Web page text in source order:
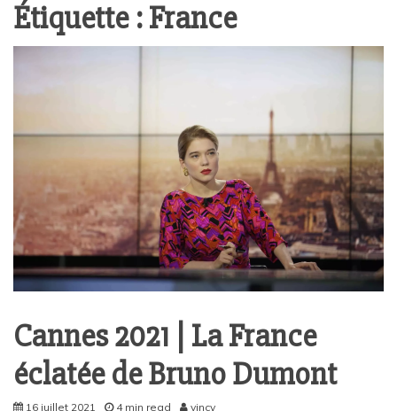
Étiquette :France
Cannes 2021 | La France
éclatée de Bruno Dumont
16 juillet 2021 4 min read vincy